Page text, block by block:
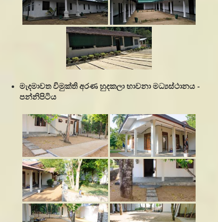
මැදමාවත විමුක්ති අරණ හුදකලා භාවනා මධ්‍යස්ථානය -
පන්නිපිටිය